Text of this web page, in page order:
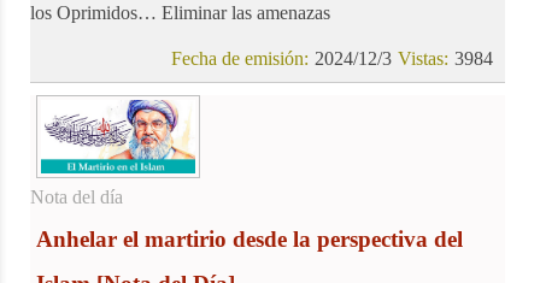
los Oprimidos… Eliminar las amenazas
3984
Vistas:
2024/12/3
Fecha de emisión:
Nota del día
Anhelar el martirio desde la perspectiva del